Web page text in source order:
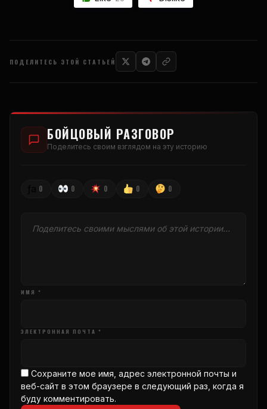
ПОДЕЛИТЕСЬ ЭТОЙ СТАТЬЕЙ
БОЙЦОВЫЙ РАЗГОВОР
Поделитесь своим взглядом на эту историю
0 0 0 0 0
ИМЯ *
ЭЛЕКТРОННАЯ ПОЧТА *
Сохраните мое имя, адрес электронной почты и
веб-сайт в этом браузере в следующий раз, когда я
буду комментировать.